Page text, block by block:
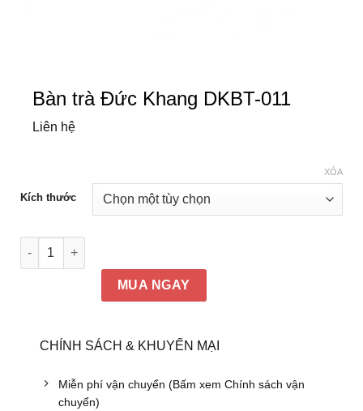
Bàn trà Đức Khang DKBT-011
Liên hệ
Kích thước
XÓA
Bàn trà Đức Khang DKBT-011 số lượng
MUA NGAY
CHÍNH SÁCH & KHUYẾN MẠI
Miễn phí vận chuyển (Bấm xem Chính sách vận
chuyển)